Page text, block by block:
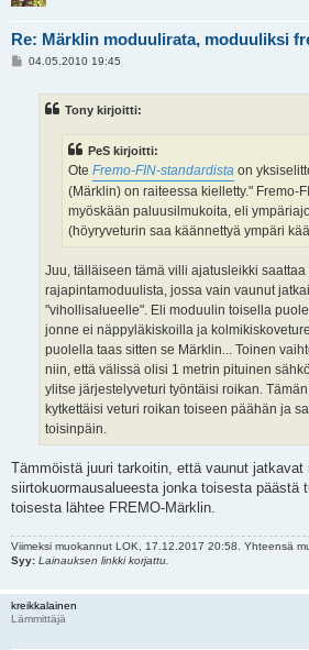
Re: Märklin moduulirata, moduuliksi
V04.05.2010 19:45
Tony kirjoitti:
PeS kirjoitti:
Ote Fremo-FIN-standardista on
(Märklin) on raiteessa kielletty." Fremo-
myöskään paluusilmukoita, eli
(höyryveturin saa käännettyä ympäri
Juu, tälläiseen tämä villi ajatusleikki
rajapintamoduulista, jossa vain vaunut
"vihollisalueelle". Eli moduulin toisella
jonne ei näppyläkiskoilla ja
puolella taas sitten se Märklin... Toinen
niin, että välissä olisi 1 metrin pituinen
ylitse järjestelyveturi työntäisi roikan.
kytkettäisi veturi roikan toiseen päähän ja
toisinpäin.
Tämmöistä juuri tarkoitin, että vaunut jatkavat
siirtokuormausalueesta jonka toisesta päästä
toisesta lähtee FREMO-Märklin.
Viimeksi muokannut LOK, 17.12.2017 20:58. Yhteensä
Syy: Lainauksen linkki korjattu.
kreikkalainen
Lämmittäjä